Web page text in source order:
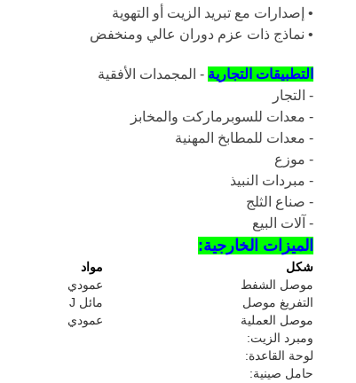
• إصدارات مع تبريد الزيت أو التهوية
• نماذج ذات عزم دوران عالي ومنخفض
التطبيقات التجارية - المجمدات الأفقية
- التجار
- معدات للسوبرماركت والمخابز
- معدات للمطابخ المهنية
- موزع
- مبردات النبيذ
- صناع الثلج
- آلات البيع
الميزات الخارجية:
شكل مواد
موصل الشفط
عمودي
التفريغ موصل
مائل J
موصل العملية
عمودي
ومبرد الزيت:
لوحة القاعدة:
حامل صينية: